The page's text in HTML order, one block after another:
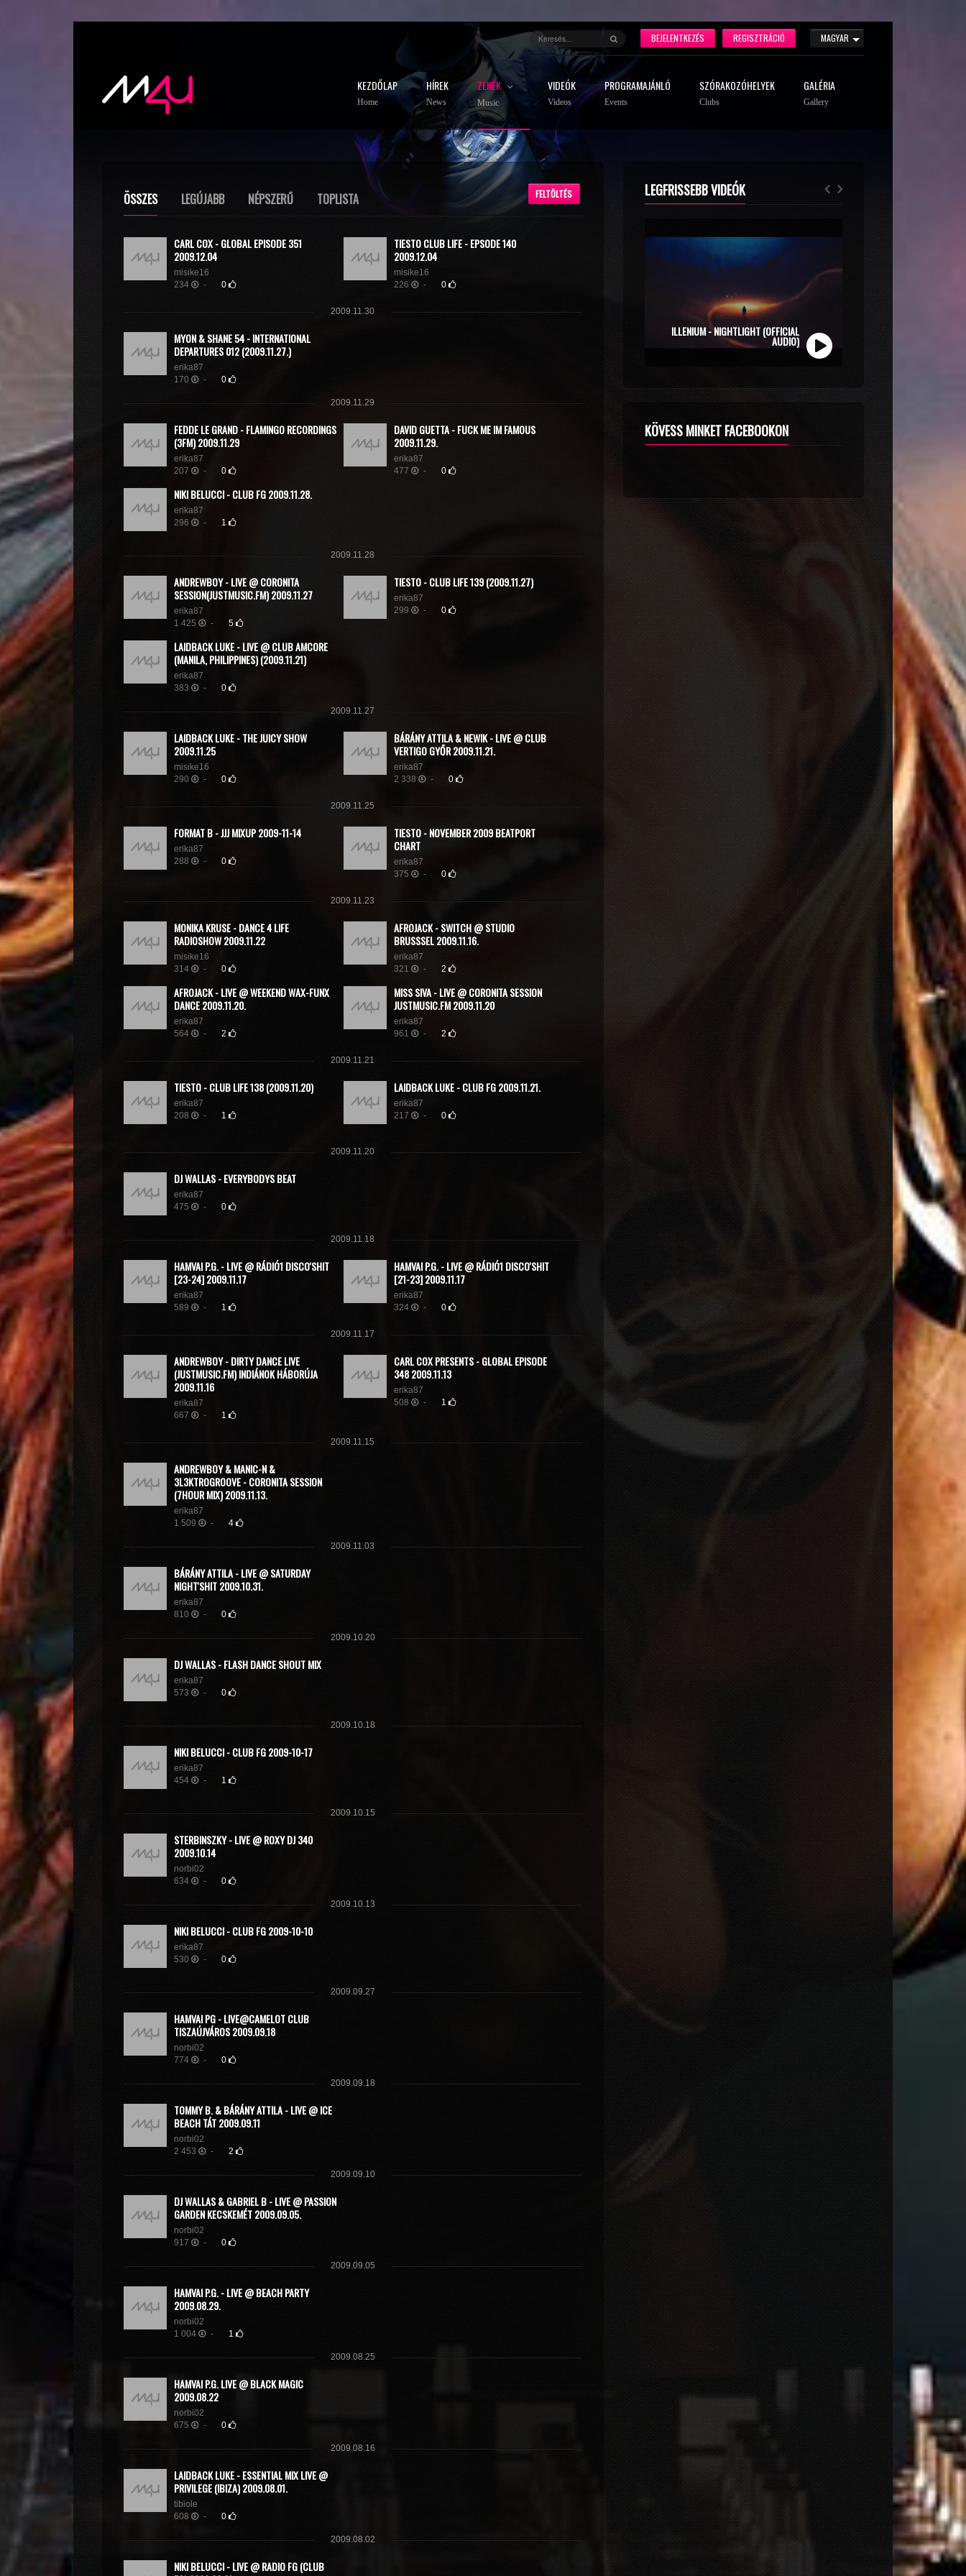
MAGYAR
REGISZTRÁCIÓ
BEJELENTKEZÉS
KEZDŐLAP
Home
HÍREK
News
ZENÉK
Music
VIDEÓK
Videos
PROGRAMAJÁNLÓ
Events
SZÓRAKOZÓHELYEK
Clubs
GALÉRIA
Gallery
ÖSSZES LEGÚJABB NÉPSZERŰ TOPLISTA FELTÖLTÉS
CARL COX - GLOBAL EPISODE 351
2009.12.04
misike16
234
- 0
TIESTO CLUB LIFE - EPSODE 140
2009.12.04
misike16
226
- 0
2009.11.30
MYON & SHANE 54 - INTERNATIONAL
DEPARTURES 012 (2009.11.27.)
erika87
170
- 0
2009.11.29
FEDDE LE GRAND - FLAMINGO RECORDINGS
(3FM) 2009.11.29
erika87
207
- 0
DAVID GUETTA - FUCK ME IM FAMOUS
2009.11.29.
erika87
477
- 0
NIKI BELUCCI - CLUB FG 2009.11.28.
erika87
296
- 1
2009.11.28
ANDREWBOY - LIVE @ CORONITA
SESSION(JUSTMUSIC.FM) 2009.11.27
erika87
1 425
- 5
TIESTO - CLUB LIFE 139 (2009.11.27)
erika87
299
- 0
LAIDBACK LUKE - LIVE @ CLUB AMCORE
(MANILA, PHILIPPINES) (2009.11.21)
erika87
383
- 0
2009.11.27
LAIDBACK LUKE - THE JUICY SHOW
2009.11.25
misike16
290
- 0
BÁRÁNY ATTILA & NEWIK - LIVE @ CLUB
VERTIGO GYŐR 2009.11.21.
erika87
2 338
- 0
2009.11.25
FORMAT B - JJJ MIXUP 2009-11-14
erika87
288
- 0
TIESTO - NOVEMBER 2009 BEATPORT
CHART
erika87
375
- 0
2009.11.23
MONIKA KRUSE - DANCE 4 LIFE
RADIOSHOW 2009.11.22
misike16
314
- 0
AFROJACK - SWITCH @ STUDIO
BRUSSSEL 2009.11.16.
erika87
321
- 2
AFROJACK - LIVE @ WEEKEND WAX-FUNX
DANCE 2009.11.20.
erika87
564
- 2
MISS SIVA - LIVE @ CORONITA SESSION
JUSTMUSIC.FM 2009.11.20
erika87
961
- 2
2009.11.21
TIESTO - CLUB LIFE 138 (2009.11.20)
erika87
208
- 1
LAIDBACK LUKE - CLUB FG 2009.11.21.
erika87
217
- 0
2009.11.20
DJ WALLAS - EVERYBODYS BEAT
erika87
475
- 0
2009.11.18
HAMVAI P.G. - LIVE @ RÁDIÓ1 DISCO'SHIT
[23-24] 2009.11.17
erika87
589
- 1
HAMVAI P.G. - LIVE @ RÁDIÓ1 DISCO'SHIT
[21-23] 2009.11.17
erika87
324
- 0
2009.11.17
ANDREWBOY - DIRTY DANCE LIVE
(JUSTMUSIC.FM) INDIÁNOK HÁBORÚJA
2009.11.16
erika87
667
- 1
CARL COX PRESENTS - GLOBAL EPISODE
348 2009.11.13
erika87
508
- 1
2009.11.15
ANDREWBOY & MANIC-N &
3L3KTROGROOVE - CORONITA SESSION
(7HOUR MIX) 2009.11.13.
erika87
1 509
- 4
2009.11.03
BÁRÁNY ATTILA - LIVE @ SATURDAY
NIGHT'SHIT 2009.10.31.
erika87
810
- 0
2009.10.20
DJ WALLAS - FLASH DANCE SHOUT MIX
erika87
573
- 0
2009.10.18
NIKI BELUCCI - CLUB FG 2009-10-17
erika87
454
- 1
2009.10.15
STERBINSZKY - LIVE @ ROXY DJ 340
2009.10.14
norbi02
634
- 0
2009.10.13
NIKI BELUCCI - CLUB FG 2009-10-10
erika87
530
- 0
2009.09.27
HAMVAI PG - LIVE@CAMELOT CLUB
TISZAÚJVÁROS 2009.09.18
norbi02
774
- 0
2009.09.18
TOMMY B. & BÁRÁNY ATTILA - LIVE @ ICE
BEACH TÁT 2009.09.11
norbi02
2 453
- 2
2009.09.10
DJ WALLAS & GABRIEL B - LIVE @ PASSION
GARDEN KECSKEMÉT 2009.09.05.
norbi02
917
- 0
2009.09.05
HAMVAI P.G. - LIVE @ BEACH PARTY
2009.08.29.
norbi02
1 004
- 1
2009.08.25
HAMVAI P.G. LIVE @ BLACK MAGIC
2009.08.22
norbi02
675
- 0
2009.08.16
LAIDBACK LUKE - ESSENTIAL MIX LIVE @
PRIVILEGE (IBIZA) 2009.08.01.
tibiole
608
- 0
2009.08.02
NIKI BELUCCI - LIVE @ RADIO FG (CLUB
LEGFRISSEBB VIDEÓK
ZOLI VEKONY X CALIDORA - MINDIG NYÁR
(OFFICIAL MUSIC VIDEO)
KÖVESS MINKET FACEBOOKON